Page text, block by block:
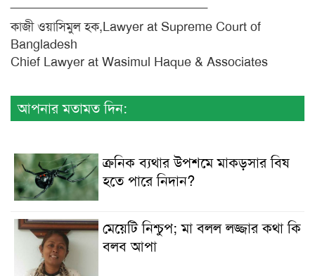
কাজী ওয়াসিমুল হক,Lawyer at Supreme Court of
Bangladesh
Chief Lawyer at Wasimul Haque & Associates
আপনার মতামত দিন:
ক্রনিক ব্যথার উপশমে মাকড়সার বিষ
হতে পারে নিদান?
মেয়েটি নিশ্চুপ; মা বলল লজ্জার কথা কি
বলব আপা